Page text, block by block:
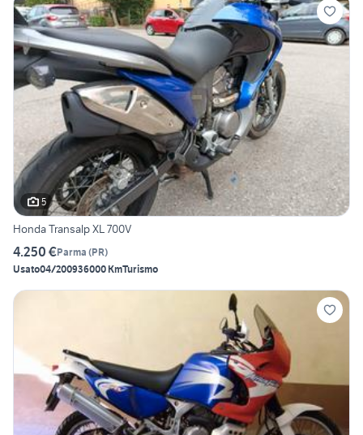
5
Honda Transalp XL 700V
4.250 €Parma (PR)
Usato04/200936000 KmTurismo